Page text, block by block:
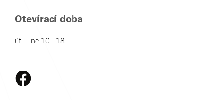
Otevírací doba
út – ne 10—18